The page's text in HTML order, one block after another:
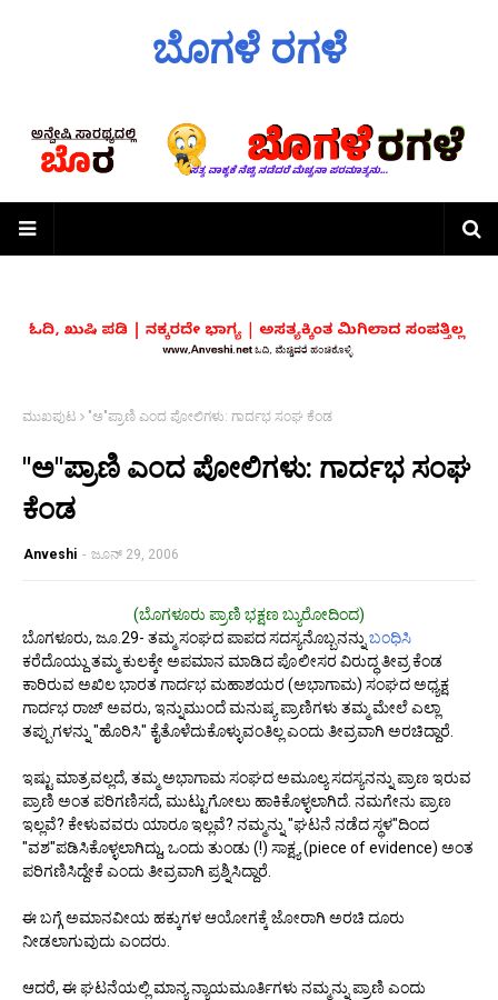
ಬೊಗಳೆ ರಗಳೆ
ಮುಖಪುಟ "ಅ"ಪ್ರಾಣಿ ಎಂದ ಪೋಲಿಗಳು: ಗಾರ್ದಭ ಸಂಘ ಕೆಂಡ
"ಅ"ಪ್ರಾಣಿ ಎಂದ ಪೋಲಿಗಳು: ಗಾರ್ದಭ ಸಂಘ
ಕೆಂಡ
Anveshi - ಜೂನ್ 29, 2006
(ಬೊಗಳೂರು ಪ್ರಾಣಿ ಭಕ್ಷಣ ಬ್ಯುರೋದಿಂದ)
ಬೊಗಳೂರು, ಜೂ.29- ತಮ್ಮ ಸಂಘದ ಪಾಪದ ಸದಸ್ಯನೊಬ್ಬನನ್ನು ಬಂಧಿಸಿ
ಕರೆದೊಯ್ದು ತಮ್ಮ ಕುಲಕ್ಕೇ ಅಪಮಾನ ಮಾಡಿದ ಪೊಲೀಸರ ವಿರುದ್ಧ ತೀವ್ರ ಕೆಂಡ
ಕಾರಿರುವ ಅಖಿಲ ಭಾರತ ಗಾರ್ದಭ ಮಹಾಶಯರ (ಅಭಾಗಾಮ) ಸಂಘದ ಅಧ್ಯಕ್ಷ
ಗಾರ್ದಭ ರಾಜ್ ಅವರು, ಇನ್ನುಮುಂದೆ ಮನುಷ್ಯ ಪ್ರಾಣಿಗಳು ತಮ್ಮ ಮೇಲೆ ಎಲ್ಲಾ
ತಪ್ಪುಗಳನ್ನು "ಹೊರಿಸಿ" ಕೈತೊಳೆದುಕೊಳ್ಳುವಂತಿಲ್ಲ ಎಂದು ತೀವ್ರವಾಗಿ ಅರಚಿದ್ದಾರೆ.
ಇಷ್ಟು ಮಾತ್ರವಲ್ಲದೆ, ತಮ್ಮ ಅಭಾಗಾಮ ಸಂಘದ ಅಮೂಲ್ಯ ಸದಸ್ಯನನ್ನು ಪ್ರಾಣ ಇರುವ
ಪ್ರಾಣಿ ಅಂತ ಪರಿಗಣಿಸದೆ, ಮುಟ್ಟುಗೋಲು ಹಾಕಿಕೊಳ್ಳಲಾಗಿದೆ. ನಮಗೇನು ಪ್ರಾಣ
ಇಲ್ಲವೆ? ಕೇಳುವವರು ಯಾರೂ ಇಲ್ಲವೆ? ನಮ್ಮನ್ನು "ಘಟನೆ ನಡೆದ ಸ್ಥಳ"ದಿಂದ
"ವಶ"ಪಡಿಸಿಕೊಳ್ಳಲಾಗಿದ್ದು, ಒಂದು ತುಂಡು (!) ಸಾಕ್ಷ್ಯ (piece of evidence) ಅಂತ
ಪರಿಗಣಿಸಿದ್ದೇಕೆ ಎಂದು ತೀವ್ರವಾಗಿ ಪ್ರಶ್ನಿಸಿದ್ದಾರೆ.
ಈ ಬಗ್ಗೆ ಅಮಾನವೀಯ ಹಕ್ಕುಗಳ ಆಯೋಗಕ್ಕೆ ಜೋರಾಗಿ ಅರಚಿ ದೂರು
ನೀಡಲಾಗುವುದು ಎಂದರು.
ಆದರೆ, ಈ ಘಟನೆಯಲ್ಲಿ ಮಾನ್ಯ ನ್ಯಾಯಮೂರ್ತಿಗಳು ನಮ್ಮನ್ನು ಪ್ರಾಣಿ ಎಂದು